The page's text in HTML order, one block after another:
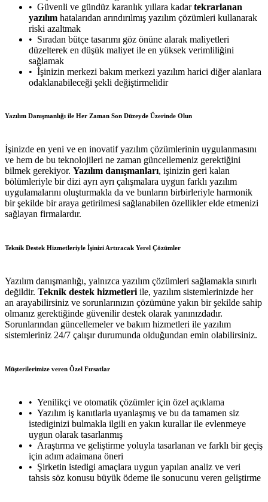
Güvenli ve gündüz karanlık yıllara kadartekrarlanan
yazılım hatalarıdan arındırılmış yazılım çözümleri kullanarak
riski azaltmak
Sıradan bütçe tasarımı göz önüne alarak maliyetleri
düzelterek en düşük maliyet ile en yüksek verimliliğini
sağlamak
İşinizin merkezi bakım merkezi yazılım harici diğer alanlara
odaklanabileceği şekli değiştirmelidir
Yazılım Danışmanlığı ile Her Zaman Son Düzeyde Üzerinde Olun
İşinizde en yeni ve en inovatif yazılım çözümlerinin uygulanmasını
ve hem de bu teknolojileri ne zaman güncellemeniz gerektiğini
bilmek gerekiyor. Yazılım danışmanları, işinizin geri kalan
bölümleriyle bir dizi ayrı ayrı çalışmalara uygun farklı yazılım
uygulamalarını oluşturmakla da ve bunların birbirleriyle harmonik
bir şekilde bir araya getirilmesi sağlanabilen özellikler elde etmenizi
sağlayan firmalardır.
Teknik Destek Hizmetleriyle İşinizi Artıracak Yerel Çözümler
Yazılım danışmanlığı, yalnızca yazılım çözümleri sağlamakla sınırlı
değildir. Teknik destek hizmetleri ile, yazılım sistemlerinizde her
an arayabilirsiniz ve sorunlarınızın çözümüne yakın bir şekilde sahip
olmanız gerektiğinde güvenilir destek olarak yanınızdadır.
Sorunlarından güncellemeler ve bakım hizmetleri ile yazılım
sistemleriniz 24/7 çalışır durumunda olduğundan emin olabilirsiniz.
Müşterilerimize veren Özel Fırsatlar
Yenilikçi ve otomatik çözümler için özel açıklama
Yazılım iş kanıtlarla uyanlaşmış ve bu da tamamen siz
istediginizi bulmakla ilgili en yakın kurallar ile evlenmeye
uygun olarak tasarlanmış
Araştırma ve geliştirme yoluyla tasarlanan ve farklı bir geçiş
için adım adaimana öneri
Şirketin istedigi amaçlara uygun yapılan analiz ve veri
tahsis söz konusu büyük ödeme ile sonucunu veren geliştirme